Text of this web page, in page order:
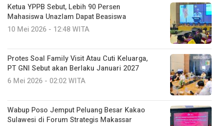
Ketua YPPB Sebut, Lebih 90 Persen
Mahasiswa Unazlam Dapat Beasiswa
10 Mei 2026 - 12:48 WITA
Protes Soal Family Visit Atau Cuti Keluarga,
PT GNI Sebut akan Berlaku Januari 2027
6 Mei 2026 - 02:02 WITA
Wabup Poso Jemput Peluang Besar Kakao
Sulawesi di Forum Strategis Makassar